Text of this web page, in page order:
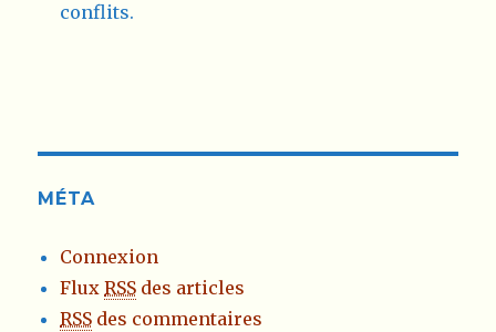
conflits.
MÉTA
Connexion
FluxRSS des articles
RSS des commentaires